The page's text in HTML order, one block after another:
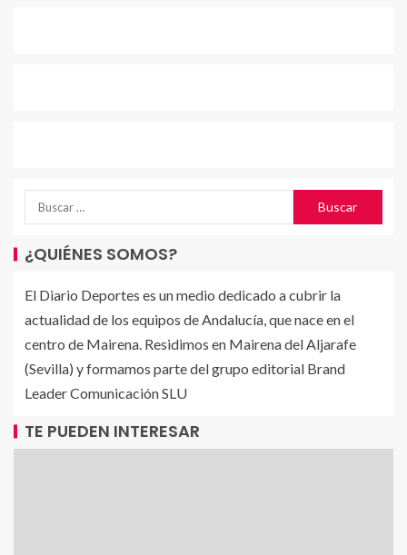
¿QUIÉNES SOMOS?
El Diario Deportes es un medio dedicado a cubrir la
actualidad de los equipos de Andalucía, que nace en el
centro de Mairena. Residimos en Mairena del Aljarafe
(Sevilla) y formamos parte del grupo editorial Brand
Leader Comunicación SLU
TE PUEDEN INTERESAR